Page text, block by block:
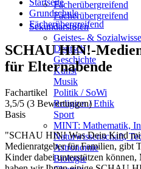
Fächerübergreifend
Fächerübergreifend
Sekundarstufen
Geistes- &
Deutsch
Geschichte
Kunst
Musik
Politik / SoWi
Religion / Ethik
Sport
MINT: Mathematik,
Naturwissenschaft,
Astronomie
Biologie
Startseite
Grundschule
Fächerübergreifend
SCHAU HIN!-
für Elternabende
Fachartikel
3,5/5 (3 Bewertungen)
Basis
"SCHAU HIN! Was Dein Kind
Medienratgeber für Familien, gibt
Kinder dabei unterstützen